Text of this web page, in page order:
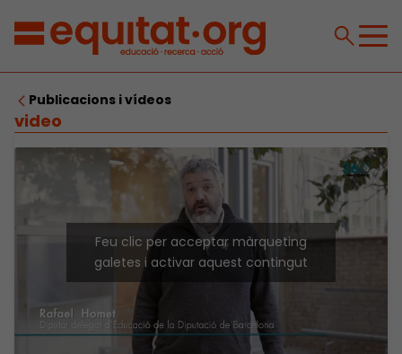
Publicacions i vídeos
video
Feu clic per acceptar màrqueting
galetes i activar aquest contingut